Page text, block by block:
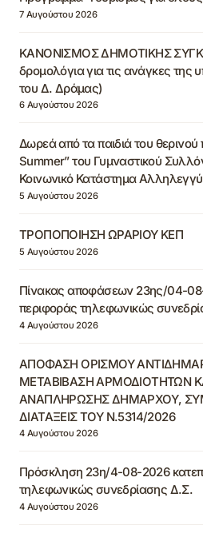
7 Αυγούστου 2026
ΚΑΝΟΝΙΣΜΟΣ ΔΗΜΟΤΙΚΗΣ
δρομολόγια για τις ανάγκες της
του Δ. Δράμας)
6 Αυγούστου 2026
Δωρεά από τα παιδιά του
Summer” του Γυμναστικού
Κοινωνικό Κατάστημα
5 Αυγούστου 2026
ΤΡΟΠΟΠΟΙΗΣΗ ΩΡΑΡΙΟΥ ΚΕΠ
5 Αυγούστου 2026
Πίνακας αποφάσεων 23ης/04-
περιφοράς τηλεφωνικώς
4 Αυγούστου 2026
ΑΠΟΦΑΣΗ ΟΡΙΣΜΟΥ
ΜΕΤΑΒΙΒΑΣΗ ΑΡΜΟΔΙΟΤΗΤΩΝ
ΑΝΑΠΛΗΡΩΣΗΣ ΔΗΜΑΡΧΟΥ,
ΔΙΑΤΑΞΕΙΣ ΤΟΥ Ν.5314/2026
4 Αυγούστου 2026
Πρόσκληση 23η/4-08-2026
τηλεφωνικώς συνεδρίασης Δ.Σ.
4 Αυγούστου 2026